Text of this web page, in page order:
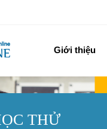
Giới thiệu
THỬ